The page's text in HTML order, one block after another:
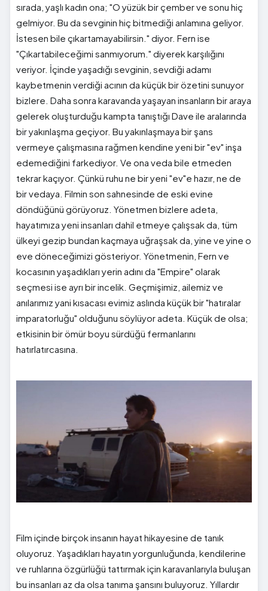
sırada, yaşlı kadın ona; "O yüzük bir çember ve sonu hiç
gelmiyor. Bu da sevginin hiç bitmediği anlamına geliyor.
İstesen bile çıkartamayabilirsin." diyor. Fern ise
"Çıkartabileceğimi sanmıyorum." diyerek karşılığını
veriyor. İçinde yaşadığı sevginin, sevdiği adamı
kaybetmenin verdiği acının da küçük bir özetini sunuyor
bizlere. Daha sonra karavanda yaşayan insanların bir araya
gelerek oluşturduğu kampta tanıştığı Dave ile aralarında
bir yakınlaşma geçiyor. Bu yakınlaşmaya bir şans
vermeye çalışmasına rağmen kendine yeni bir "ev" inşa
edemediğini farkediyor. Ve ona veda bile etmeden
tekrar kaçıyor. Çünkü ruhu ne bir yeni "ev"e hazır, ne de
bir vedaya. Filmin son sahnesinde de eski evine
döndüğünü görüyoruz. Yönetmen bizlere adeta,
hayatımıza yeni insanları dahil etmeye çalışsak da, tüm
ülkeyi gezip bundan kaçmaya uğraşsak da, yine ve yine o
eve döneceğimizi gösteriyor. Yönetmenin, Fern ve
kocasının yaşadıkları yerin adını da "Empire" olarak
seçmesi ise ayrı bir incelik. Geçmişimiz, ailemiz ve
anılarımız yani kısacası evimiz aslında küçük bir "hatıralar
imparatorluğu" olduğunu söylüyor adeta. Küçük de olsa;
etkisinin bir ömür boyu sürdüğü fermanlarını
hatırlatırcasına.
Film içinde birçok insanın hayat hikayesine de tanık
oluyoruz. Yaşadıkları hayatın yorgunluğunda, kendilerine
ve ruhlarına özgürlüğü tattırmak için karavanlarıyla buluşan
bu insanları az da olsa tanıma şansını buluyoruz. Yıllardır